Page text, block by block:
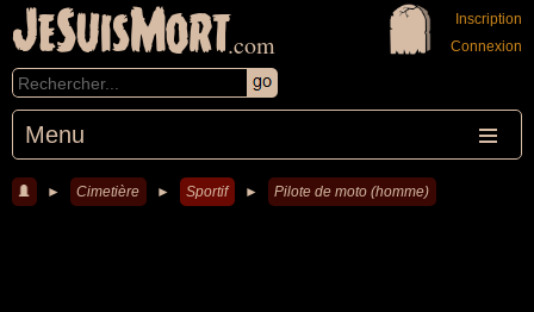
JeSuisMort.com
Menu
Inscription
Connexion
► Cimetière ► Sportif ► Pilote de moto (homme)